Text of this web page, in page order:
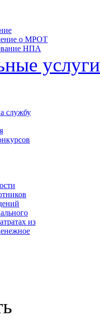
о МРОТ
НПА
услуги
службу
из